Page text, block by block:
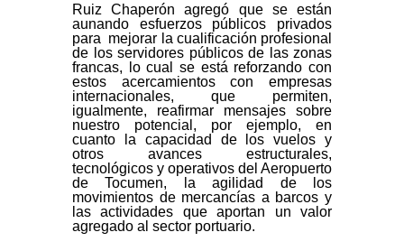
Ruiz Chaperón agregó que se están
aunando esfuerzos públicos privados
para mejorar la cualificación profesional
de los servidores públicos de las zonas
francas, lo cual se está reforzando con
estos acercamientos con empresas
internacionales, que permiten,
igualmente, reafirmar mensajes sobre
nuestro potencial, por ejemplo, en
cuanto la capacidad de los vuelos y
otros avances estructurales,
tecnológicos y operativos del Aeropuerto
de Tocumen, la agilidad de los
movimientos de mercancías a barcos y
las actividades que aportan un valor
agregado al sector portuario.